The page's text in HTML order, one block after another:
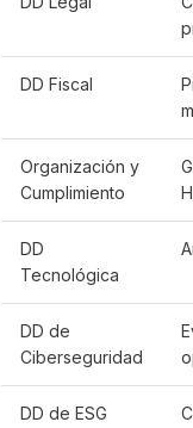
DD Fiscal
Organización y
Cumplimiento
DD
Tecnológica
DD de
Ciberseguridad
DD de ESG